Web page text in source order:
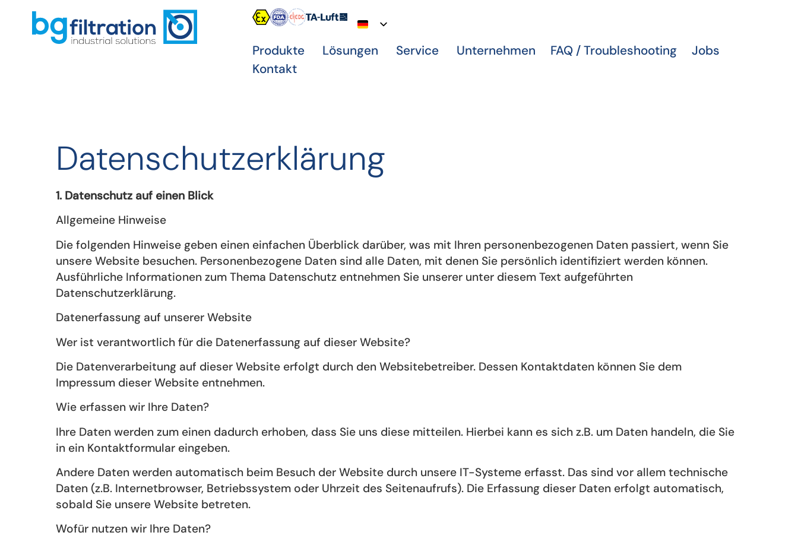
Produkte Lösungen Service Unternehmen FAQ / Troubleshooting
Jobs
Kontakt
Datenschutzerklärung
1. Datenschutz auf einen Blick
Allgemeine Hinweise
Die folgenden Hinweise geben einen einfachen Überblick darüber, was mit Ihren personenbezogenen Daten passiert, wenn Sie
unsere Website besuchen. Personenbezogene Daten sind alle Daten, mit denen Sie persönlich identifiziert werden können.
Ausführliche Informationen zum Thema Datenschutz entnehmen Sie unserer unter diesem Text aufgeführten
Datenschutzerklärung.
Datenerfassung auf unserer Website
Wer ist verantwortlich für die Datenerfassung auf dieser Website?
Die Datenverarbeitung auf dieser Website erfolgt durch den Websitebetreiber. Dessen Kontaktdaten können Sie dem
Impressum dieser Website entnehmen.
Wie erfassen wir Ihre Daten?
Ihre Daten werden zum einen dadurch erhoben, dass Sie uns diese mitteilen. Hierbei kann es sich z.B. um Daten handeln, die Sie
in ein Kontaktformular eingeben.
Andere Daten werden automatisch beim Besuch der Website durch unsere IT-Systeme erfasst. Das sind vor allem technische
Daten (z.B. Internetbrowser, Betriebssystem oder Uhrzeit des Seitenaufrufs). Die Erfassung dieser Daten erfolgt automatisch,
sobald Sie unsere Website betreten.
Wofür nutzen wir Ihre Daten?